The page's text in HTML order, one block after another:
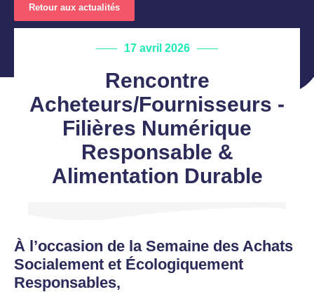
Retour aux actualités
17 avril 2026
Rencontre
Acheteurs/Fournisseurs -
Filières Numérique
Responsable &
Alimentation Durable
À l’occasion de la Semaine des Achats
Socialement et Écologiquement
Responsables,